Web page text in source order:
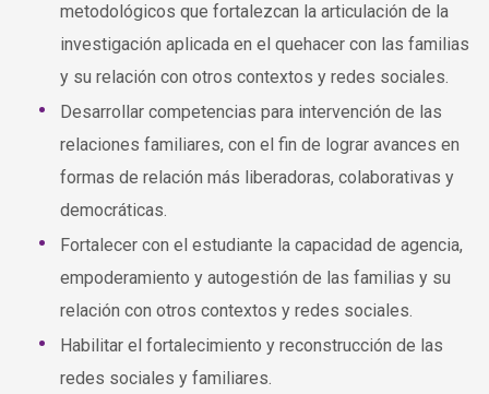
metodológicos que fortalezcan la articulación de la
investigación aplicada en el quehacer con las familias
y su relación con otros contextos y redes sociales.
Desarrollar competencias para intervención de las
relaciones familiares, con el fin de lograr avances en
formas de relación más liberadoras, colaborativas y
democráticas.
Fortalecer con el estudiante la capacidad de agencia,
empoderamiento y autogestión de las familias y su
relación con otros contextos y redes sociales.
Habilitar el fortalecimiento y reconstrucción de las
redes sociales y familiares.